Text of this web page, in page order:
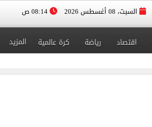
السبت، 08 أغسطس 2026
اقتصاد رياضة كرة عالمية المزيد